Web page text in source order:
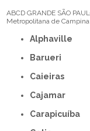
ABCD GRANDE SÃO
Metropolitana de
Alphaville
Barueri
Caieiras
Cajamar
Carapicuíba